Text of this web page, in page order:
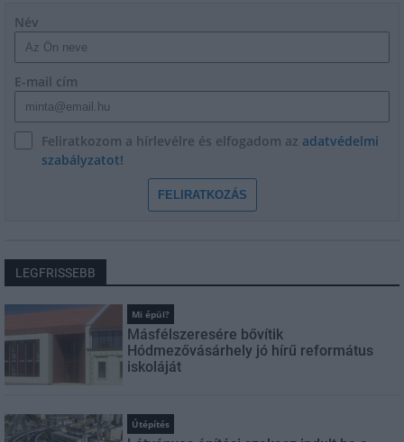
Név
E-mail cím
Feliratkozom a hírlevélre és elfogadom az adatvédelmi
szabályzatot!
FELIRATKOZÁS
LEGFRISSEBB
Mi épül?
Másfélszeresére bővítik
Hódmezővásárhely jó hírű református
iskoláját
Útépítés